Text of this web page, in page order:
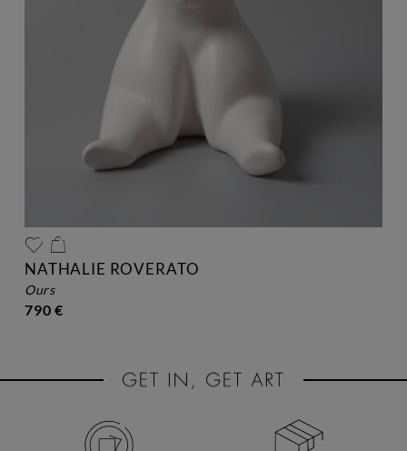
NATHALIE ROVERATO
ours
790 €